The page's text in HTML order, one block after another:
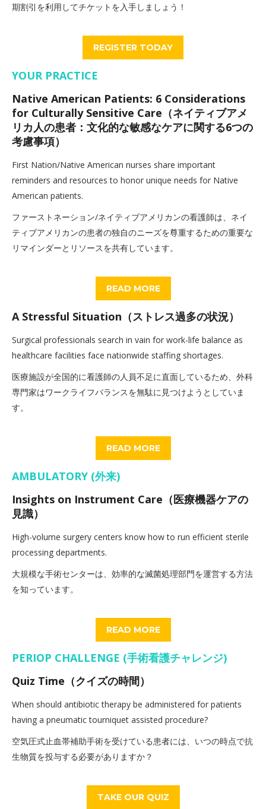
期割引を利用してチケットを入手しましょう！
REGISTER TODAY
YOUR PRACTICE
Native American Patients: 6 Considerations
for Culturally Sensitive Care（ネイティブアメ
リカ人の患者：文化的な敏感なケアに関する6つの
考慮事項）
First Nation/Native American nurses share important
reminders and resources to honor unique needs for Native
American patients.
ファーストネーション/ネイティブアメリカンの看護師は、ネイ
ティブアメリカンの患者の独自のニーズを尊重するための重要な
リマインダーとリソースを共有しています。
READ MORE
A Stressful Situation（ストレス過多の状況）
Surgical professionals search in vain for work-life balance as
healthcare facilities face nationwide staffing shortages.
医療施設が全国的に看護師の人員不足に直面しているため、外科
専門家はワークライフバランスを無駄に見つけようとしていま
す。
READ MORE
AMBULATORY (外来)
Insights on Instrument Care（医療機器ケアの
見識）
High-volume surgery centers know how to run efficient sterile
processing departments.
大規模な手術センターは、効率的な滅菌処理部門を運営する方法
を知っています。
READ MORE
PERIOP CHALLENGE (手術看護チャレンジ)
Quiz Time（クイズの時間）
When should antibiotic therapy be administered for patients
having a pneumatic tourniquet assisted procedure?
空気圧式止血帯補助手術を受けている患者には、いつの時点で抗
生物質を投与する必要がありますか？
TAKE OUR QUIZ